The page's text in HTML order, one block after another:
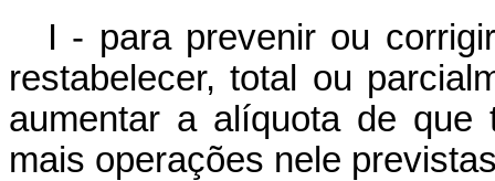
I - para prevenir ou
restabelecer, total ou
aumentar a alíquota de
mais operações nele